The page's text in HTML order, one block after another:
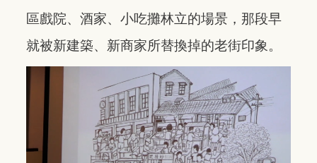
區戲院、酒家、小吃攤林立的場景，那段早
就被新建築、新商家所替換掉的老街印象。